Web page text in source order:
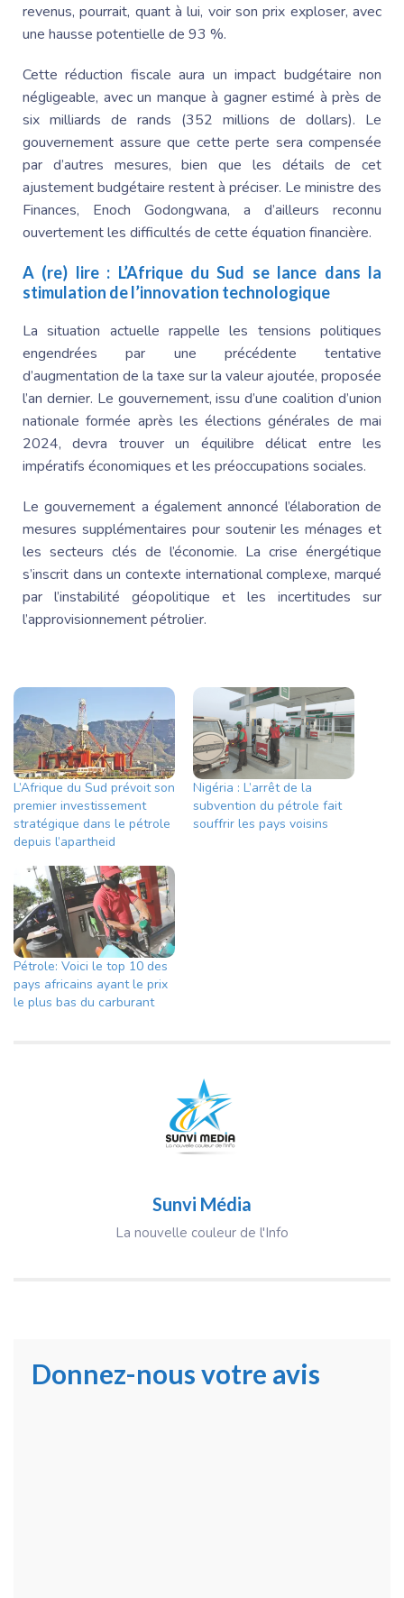
revenus, pourrait, quant à lui, voir son prix exploser, avec
une hausse potentielle de 93 %.
Cette réduction fiscale aura un impact budgétaire non
négligeable, avec un manque à gagner estimé à près de
six milliards de rands (352 millions de dollars). Le
gouvernement assure que cette perte sera compensée
par d’autres mesures, bien que les détails de cet
ajustement budgétaire restent à préciser. Le ministre des
Finances, Enoch Godongwana, a d’ailleurs reconnu
ouvertement les difficultés de cette équation financière.
A (re) lire : L’Afrique du Sud se lance dans la
stimulation de l’innovation technologique
La situation actuelle rappelle les tensions politiques
engendrées par une précédente tentative
d’augmentation de la taxe sur la valeur ajoutée, proposée
l’an dernier. Le gouvernement, issu d’une coalition d’union
nationale formée après les élections générales de mai
2024, devra trouver un équilibre délicat entre les
impératifs économiques et les préoccupations sociales.
Le gouvernement a également annoncé l’élaboration de
mesures supplémentaires pour soutenir les ménages et
les secteurs clés de l’économie. La crise énergétique
s’inscrit dans un contexte international complexe, marqué
par l’instabilité géopolitique et les incertitudes sur
l’approvisionnement pétrolier.
L’Afrique du Sud prévoit son
premier investissement
stratégique dans le pétrole
depuis l’apartheid
Nigéria : L’arrêt de la
subvention du pétrole fait
souffrir les pays voisins
Pétrole: Voici le top 10 des
pays africains ayant le prix
le plus bas du carburant
Sunvi Média
La nouvelle couleur de l'Info
Donnez-nous votre avis